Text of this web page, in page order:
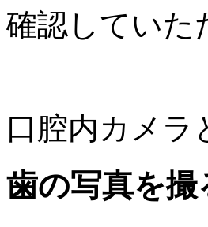
確認していた
口腔内カメラ
歯の写真を